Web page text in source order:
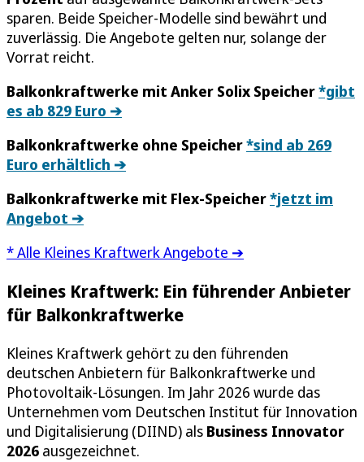
sparen. Beide Speicher-Modelle sind bewährt und
zuverlässig. Die Angebote gelten nur, solange der
Vorrat reicht.
Balkonkraftwerke mit Anker Solix Speicher*gibt
es ab 829 Euro ➔
Balkonkraftwerke ohne Speicher*sind ab 269
Euro erhältlich ➔
Balkonkraftwerke mit Flex-Speicher*jetzt im
Angebot ➔
* Alle Kleines Kraftwerk Angebote ➔
Kleines Kraftwerk: Ein führender Anbieter
für Balkonkraftwerke
Kleines Kraftwerk gehört zu den führenden
deutschen Anbietern für Balkonkraftwerke und
Photovoltaik-Lösungen. Im Jahr 2026 wurde das
Unternehmen vom Deutschen Institut für Innovation
und Digitalisierung (DIIND) als Business Innovator
2026 ausgezeichnet.